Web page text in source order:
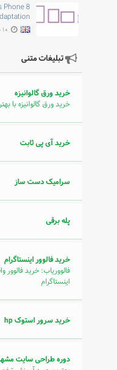
Phone 8
۱۰ سال قبل
تبلیغات متنی
خرید ورق گالوانیزه
خرید ورق گالوانیزه با
خرید آی پی ثابت
سرامیک دست ساز
پله برقی
خرید فالوور اینستاگرام
فالووریاب: خرید فالوور
اینستاگرام
خرید سرور استوک hp
دوره طراحی سایت